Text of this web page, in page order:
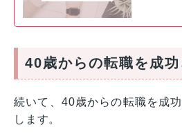
40歳からの転職を成
続いて、40歳からの転職を成
します。